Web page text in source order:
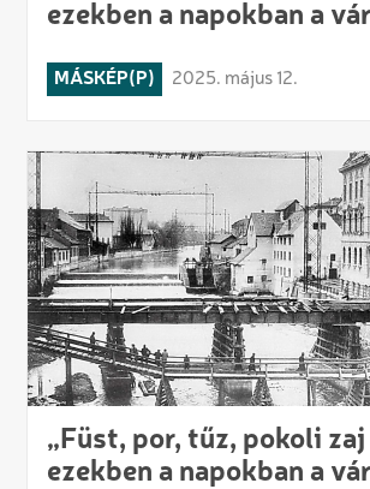
ezekben a napokban a
MÁSKÉP(P) 2025. május 12.
„Füst, por, tűz, pokoli
ezekben a napokban a